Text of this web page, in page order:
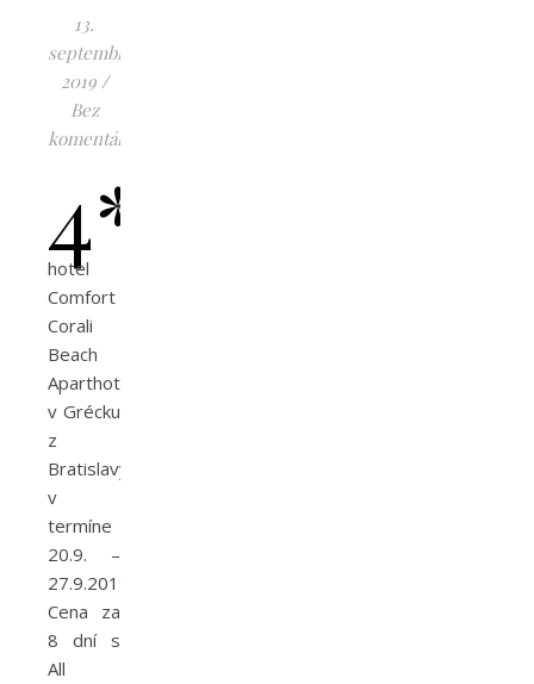
13.
septembra
2019 /
Bez
komentárov
4*
hotel
Comfort
Corali
Beach
Aparthotel
v Grécku
z
Bratislavy
v
termíne
20.9. –
27.9.2019.
Cena za
8 dní s
All